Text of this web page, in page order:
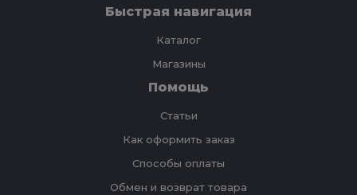
Быстрая навигация
Каталог
Магазины
Помощь
Статьи
Как оформить заказ
Способы оплаты
Обмен и возврат товара